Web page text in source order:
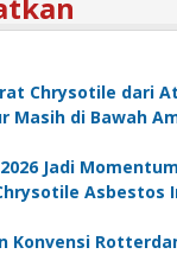
Chrysotile dari
Masih di Bawah
2026 Jadi
Asbestos
Konvensi